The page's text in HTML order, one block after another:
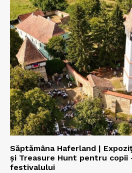
Săptămâna Haferland |
şi Treasure Hunt pentru copii
festivalului